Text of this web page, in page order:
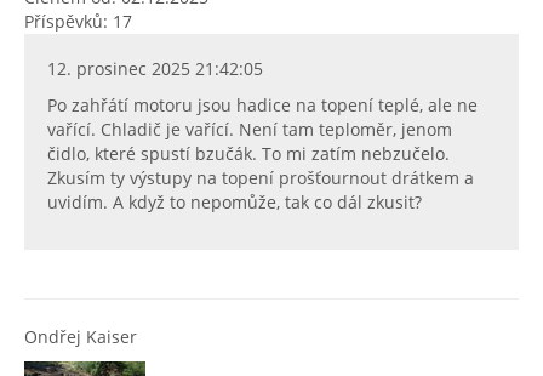
Příspěvků: 17
12. prosinec 2025 21:42:05
Po zahřátí motoru jsou hadice na topení teplé, ale ne
vařící. Chladič je vařící. Není tam teploměr, jenom
čidlo, které spustí bzučák. To mi zatím nebzučelo.
Zkusím ty výstupy na topení prošťournout drátkem a
uvidím. A když to nepomůže, tak co dál zkusit?
Ondřej Kaiser